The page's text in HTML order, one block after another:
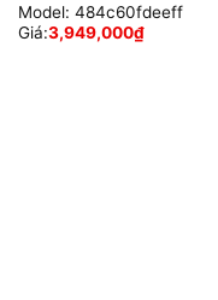
Model: 484c60fdeeff
Giá:3,949,000₫